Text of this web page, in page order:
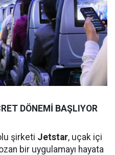
DÖNEMİ BAŞLIYOR
şirketi Jetstar, uçak içi
bir uygulamayı hayata